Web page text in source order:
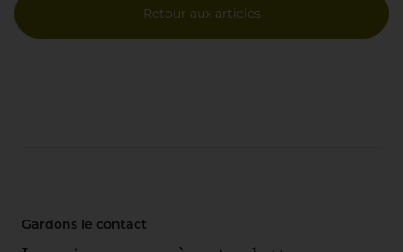
Retour aux articles
Gardons le contact